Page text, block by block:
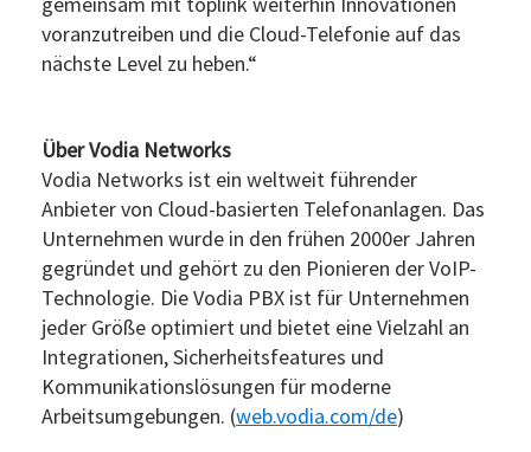
voranzutreiben und die Cloud-Telefonie auf das
nächste Level zu heben.“
Über Vodia Networks
Vodia Networks ist ein weltweit führender
Anbieter von Cloud-basierten Telefonanlagen. Das
Unternehmen wurde in den frühen 2000er Jahren
gegründet und gehört zu den Pionieren der VoIP-
Technologie. Die Vodia PBX ist für Unternehmen
jeder Größe optimiert und bietet eine Vielzahl an
Integrationen, Sicherheitsfeatures und
Kommunikationslösungen für moderne
Arbeitsumgebungen. (web.vodia.com/de)